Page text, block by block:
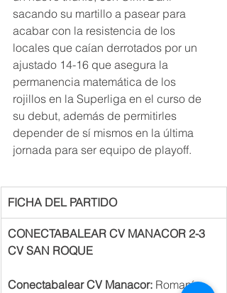
sacando su martillo a pasear para
acabar con la resistencia de los
locales que caían derrotados por un
ajustado 14-16 que asegura la
permanencia matemática de los
rojillos en la Superliga en el curso de
su debut, además de permitirles
depender de sí mismos en la última
jornada para ser equipo de playoff.
FICHA DEL PARTIDO
CONECTABALEAR CV MANACOR 2-3
CV SAN ROQUE
Conectabalear CV Manacor: Romaní